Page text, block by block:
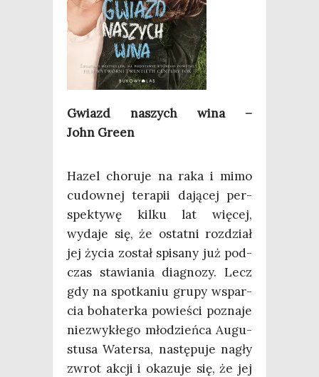
Gwiazd naszych wina –
John Green
Hazel cho­ru­je na raka i mimo
cudow­nej tera­pii dają­cej per­
spek­ty­wę kil­ku lat wię­cej,
wyda­je się, że ostat­ni roz­dział
jej życia został spi­sa­ny już pod­
czas sta­wia­nia dia­gno­zy. Lecz
gdy na spo­tka­niu gru­py wspar­
cia boha­ter­ka powie­ści pozna­je
nie­zwy­kłe­go mło­dzień­ca Augu­
stu­sa Water­sa, nastę­pu­je nagły
zwrot akcji i oka­zu­je się, że jej